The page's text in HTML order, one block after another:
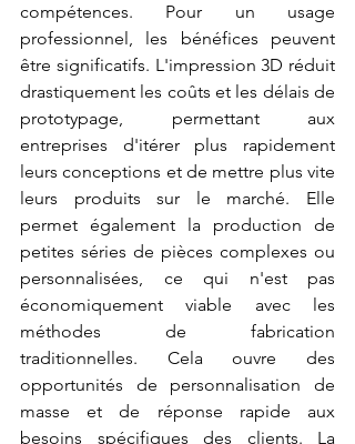
compétences. Pour un usage
professionnel, les bénéfices peuvent
être significatifs. L'impression 3D réduit
drastiquement les coûts et les délais de
prototypage, permettant aux
entreprises d'itérer plus rapidement
leurs conceptions et de mettre plus vite
leurs produits sur le marché. Elle
permet également la production de
petites séries de pièces complexes ou
personnalisées, ce qui n'est pas
économiquement viable avec les
méthodes de fabrication
traditionnelles. Cela ouvre des
opportunités de personnalisation de
masse et de réponse rapide aux
besoins spécifiques des clients. La